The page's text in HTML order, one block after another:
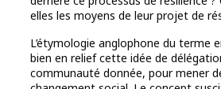
elles les moyens de leur projet de
L’étymologie anglophone du terme
bien en relief cette idée de
communauté donnée, pour mener